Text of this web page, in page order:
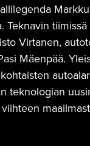
Teknavin
Virtanen,
Mäenpää.
teknologian